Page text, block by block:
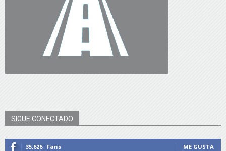
SIGUE CONECTADO
35,626 Fans ME GUSTA